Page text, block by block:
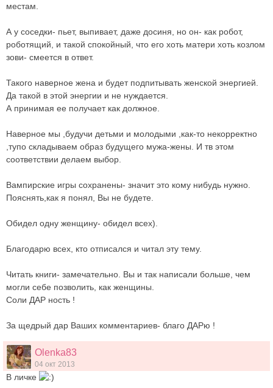
местам.
А у соседки- пьет, выпивает, даже досиня, но он- как робот,
роботящий, и такой спокойный, что его хоть матери хоть козлом
зови- смеется в ответ.
Такого наверное жена и будет подпитывать женской энергией.
Да такой в этой энергии и не нуждается.
А принимая ее получает как должное.
Наверное мы ,будучи детьми и молодыми ,как-то некорректно
,тупо складываем образ будущего мужа-жены. И тв этом
соответствии делаем выбор.
Вампирские игры сохранены- значит это кому нибудь нужно.
Пояснять,как я понял, Вы не будете.
Обидел одну женщину- обидел всех).
Благодарю всех, кто отписался и читал эту тему.
Читать книги- замечательно. Вы и так написали больше, чем
могли себе позволить, как женщины.
Соли ДАР ность !
За щедрый дар Ваших комментариев- благо ДАРю !
Olenka83
04 окт 2013
В личке